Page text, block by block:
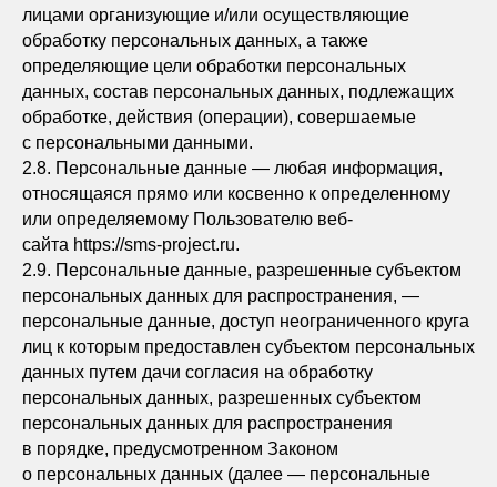
лицами организующие и/или осуществляющие
обработку персональных данных, а также
определяющие цели обработки персональных
данных, состав персональных данных, подлежащих
обработке, действия (операции), совершаемые
с персональными данными.
2.8. Персональные данные — любая информация,
относящаяся прямо или косвенно к определенному
или определяемому Пользователю веб-
сайта https://sms-project.ru.
2.9. Персональные данные, разрешенные субъектом
персональных данных для распространения, —
персональные данные, доступ неограниченного круга
лиц к которым предоставлен субъектом персональных
данных путем дачи согласия на обработку
персональных данных, разрешенных субъектом
персональных данных для распространения
в порядке, предусмотренном Законом
о персональных данных (далее — персональные